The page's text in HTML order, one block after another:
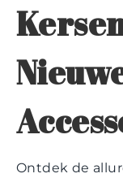
Ontdek de